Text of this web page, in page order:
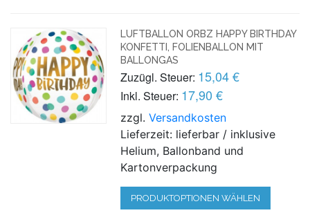
LUFTBALLON ORBZ HAPPY BIRTHDAY
KONFETTI, FOLIENBALLON MIT
BALLONGAS
Zuzügl. Steuer: 15,04 €
Inkl. Steuer: 17,90 €
zzgl.Versandkosten
Lieferzeit: lieferbar / inklusive
Helium, Ballonband und
Kartonverpackung
PRODUKTOPTIONEN WÄHLEN